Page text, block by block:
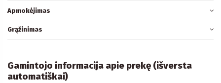
Apmokėjimas
Grąžinimas
Gamintojo informacija apie prekę (išversta
automatiškai)